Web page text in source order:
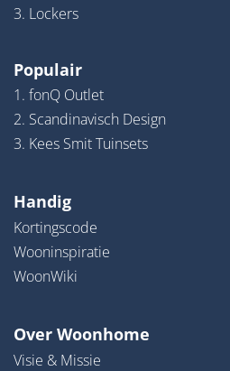
3. Lockers
Populair
1. fonQ Outlet
2. Scandinavisch Design
3. Kees Smit Tuinsets
Handig
Kortingscode
Wooninspiratie
WoonWiki
Over Woonhome
Visie & Missie